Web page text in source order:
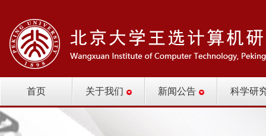
首页 关于我们 新闻公告 科学研